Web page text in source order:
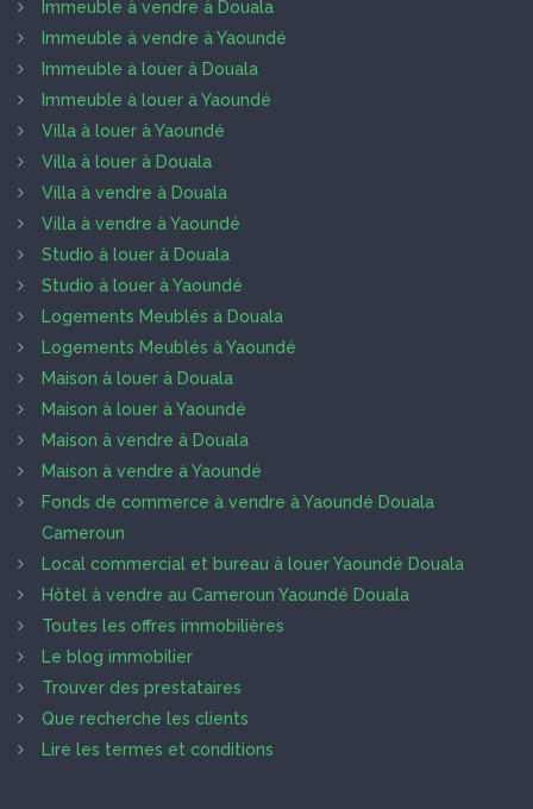
Immeuble à vendre à Douala
Immeuble à vendre à Yaoundé
Immeuble à louer à Douala
Immeuble à louer à Yaoundé
Villa à louer à Yaoundé
Villa à louer à Douala
Villa à vendre à Douala
Villa à vendre à Yaoundé
Studio à louer à Douala
Studio à louer à Yaoundé
Logements Meublés à Douala
Logements Meublés à Yaoundé
Maison à louer à Douala
Maison à louer à Yaoundé
Maison à vendre à Douala
Maison à vendre à Yaoundé
Fonds de commerce à vendre à Yaoundé Douala
Cameroun
Local commercial et bureau à louer Yaoundé Douala
Hôtel à vendre au Cameroun Yaoundé Douala
Toutes les offres immobilières
Le blog immobilier
Trouver des prestataires
Que recherche les clients
Lire les termes et conditions